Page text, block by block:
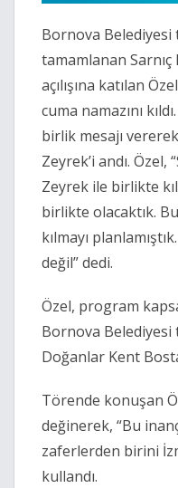
Bornova Belediyesi
tamamlanan Sarnıç
açılışına katılan
cuma namazını
birlik mesajı
Zeyrek’i andı. Özel,
Zeyrek ile birlikte
birlikte olacaktık.
kılmayı
değil” dedi.
Özel, program
Bornova Belediyesi
Doğanlar Kent
Törende konuşan
değinerek, “Bu
zaferlerden birini
kullandı.